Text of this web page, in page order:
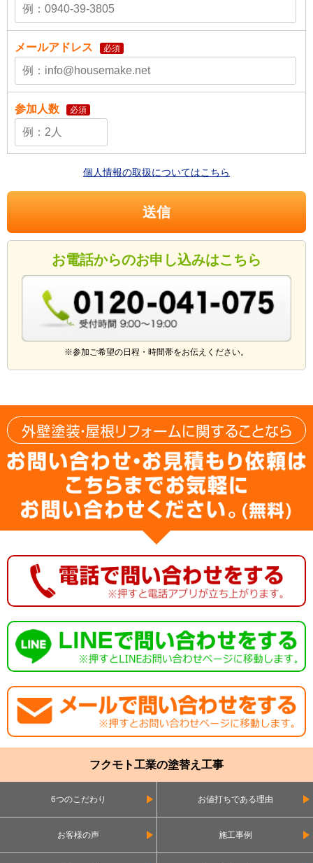
メールアドレス 必須
参加人数 必須
個人情報の取扱についてはこちら
お電話からのお申し込みはこちら
※参加ご希望の日程・時間帯をお伝えください。
フクモト工業の塗替え工事
6つのこだわり お値打ちである理由
お客様の声 施工事例